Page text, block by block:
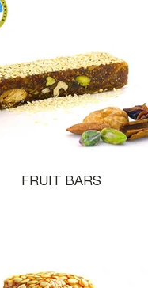
FRUIT BARS